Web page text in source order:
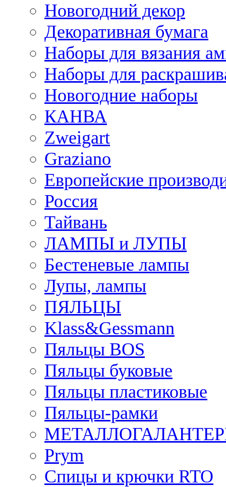
Новогодний декор
Декоративная бумага
Наборы для вязания
Наборы для
Новогодние наборы
КАНВА
Zweigart
Graziano
Европейские
Россия
Тайвань
ЛАМПЫ и ЛУПЫ
Бестеневые лампы
Лупы, лампы
ПЯЛЬЦЫ
Klass&Gessmann
Пяльцы BOS
Пяльцы буковые
Пяльцы пластиковые
Пяльцы-рамки
Prym
Спицы и крючки RTO